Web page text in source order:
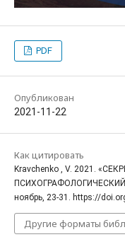
PDF
Опубликован
2021-11-22
Как цитировать
Kravchenko , V. 2021.
ПСИХОГРАФОЛОГИЧЕСКИЙ
ноябрь, 23-31. https://
Другие форматы